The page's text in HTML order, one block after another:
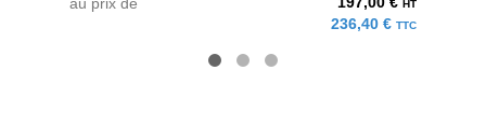
HT
236,40 € TTC